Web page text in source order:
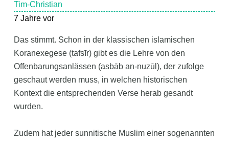
Tim-Christian
7 Jahre vor
Das stimmt. Schon in der klassischen islamischen
Koranexegese (tafsīr) gibt es die Lehre von den
Offenbarungsanlässen (asbāb an-nuzūl), der zufolge
geschaut werden muss, in welchen historischen
Kontext die entsprechenden Verse herab gesandt
wurden.
Zudem hat jeder sunnitische Muslim einer sogenannten